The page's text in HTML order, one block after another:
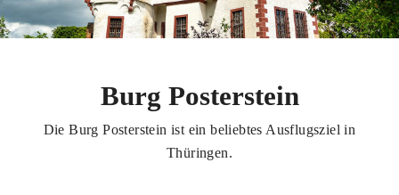
Burg Posterstein
Die Burg Posterstein ist ein beliebtes Ausflugsziel in
Thüringen.